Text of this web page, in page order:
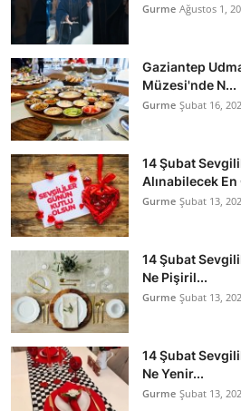
Gurme Ağustos 1,
Gaziantep
Müzesi'nde N...
Gurme Şubat 16,
14 Şubat
Alınabilecek En
Gurme Şubat 13,
14 Şubat
Ne Pişiril...
Gurme Şubat 13,
14 Şubat
Ne Yenir...
Gurme Şubat 13,